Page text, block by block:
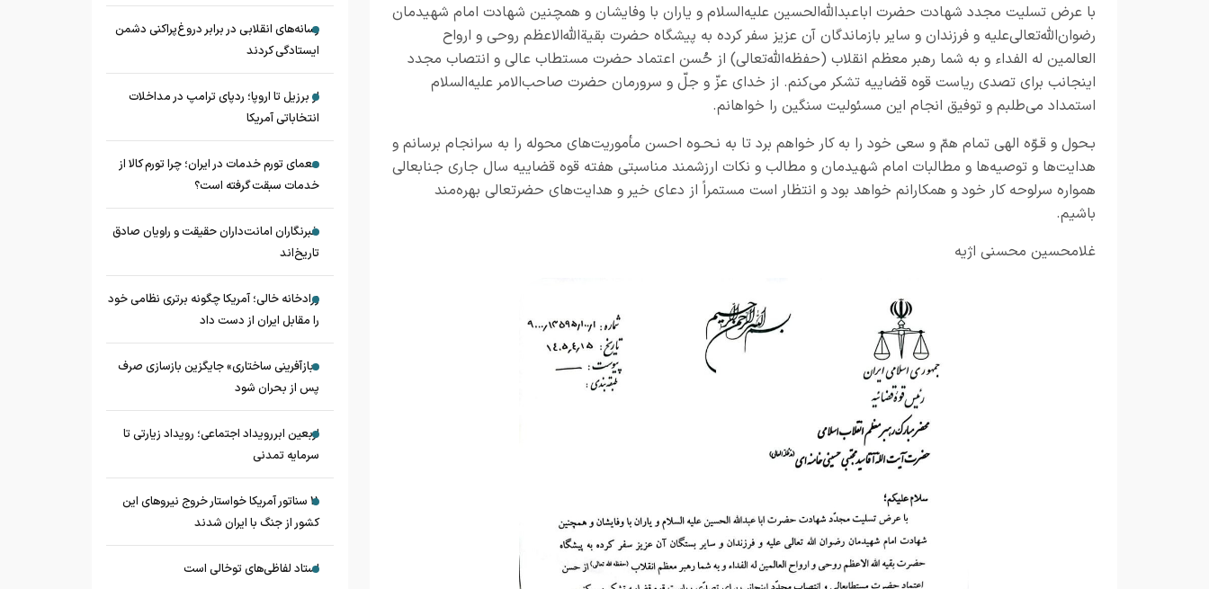
با عرض تسلیت مجدد شهادت حضرت اباعبدالله‌الحسین علیه‌السلام و یاران با وفایشان و همچنین شهادت امام شهیدمان
رضوان‌الله‌تعالی‌علیه و فرزندان و سایر بازماندگان آن عزیز سفر کرده به پیشگاه حضرت بقیةالله‌الاعظم روحی و ارواح
العالمین له الفداء و به شما رهبر معظم انقلاب (حفظه‌الله‌تعالی) از حُسن اعتماد حضرت مستطاب عالی و انتصاب مجدد
اینجانب برای تصدی ریاست قوه قضاییه تشکر می‌کنم. از خدای عزّ و جلّ و سرورمان حضرت صاحب‌الامر علیه‌السلام
استمداد می‌طلبم و توفیق انجام این مسئولیت سنگین را خواهانم.
بـحول و قـوّه الهی تمام همّ و سعی خود را به کار خواهم برد تا به نـحـوه احسن مأموریت‌های محوله را به سرانجام برسانم و
هدایت‌ها و توصیه‌ها و مطالبات امام شهیدمان و مطالب و نکات ارزشمند مناسبتی هفته قوه قضاییه سال جاری جنابعالی
همواره سرلوحه کار خود و همکارانم خواهد بود و انتظار است مستمراً از دعای خیر و هدایت‌های حضرتعالی بهره‌مند
باشیم.
غلامحسین محسنی اژیه
رسانه‌های انقلابی در برابر دروغ‌پراکنی دشمن
ایستادگی کردند
از برزیل تا اروپا؛ ردپای ترامپ در مداخلات
انتخاباتی آمریکا
معمای تورم خدمات در ایران؛ چرا تورم کالا از
خدمات سبقت گرفته است؟
خبرنگاران امانت‌داران حقیقت و راویان صادق
تاریخ‌اند
زرادخانه‌ خالی؛ آمریکا چگونه برتری نظامی خود
را مقابل ایران از دست داد
«بازآفرینی ساختاری» جایگزین بازسازی صرف
پس از بحران شود
اربعین ابررویداد اجتماعی؛ رویداد زیارتی تا
سرمایه تمدنی
11 سناتور آمریکا خواستار خروج نیروهای این
کشور از جنگ با ایران شدند
استاد لفاظی‌های توخالی است